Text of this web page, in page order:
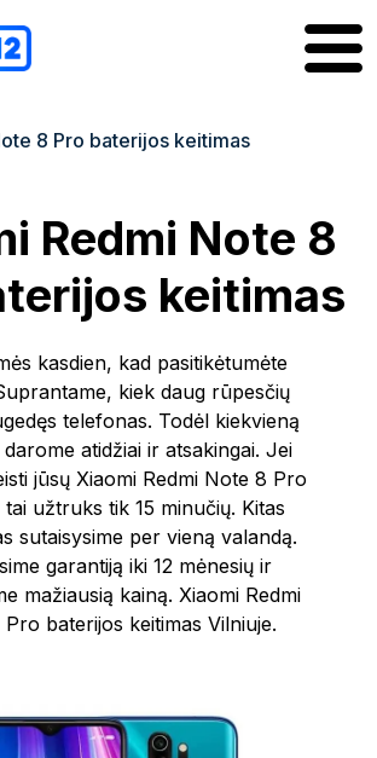
8 Pro baterijos keitimas
Redmi Note 8
keitimas
kasdien, kad pasitikėtumėte
kiek daug rūpesčių
telefonas. Todėl kiekvieną
atidžiai ir atsakingai. Jei
jūsų Xiaomi Redmi Note 8 Pro
tai užtruks tik 15 minučių. Kitas
sutaisysime per vieną valandą.
garantiją iki 12 mėnesių ir
mažiausią kainą. Xiaomi Redmi
baterijos keitimas Vilniuje.